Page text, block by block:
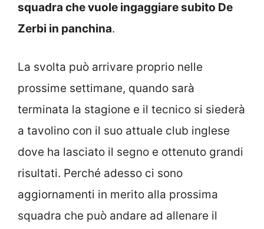
squadra che vuole ingaggiare subito De
Zerbi in panchina.
La svolta può arrivare proprio nelle
prossime settimane, quando sarà
terminata la stagione e il tecnico si siederà
a tavolino con il suo attuale club inglese
dove ha lasciato il segno e ottenuto grandi
risultati. Perché adesso ci sono
aggiornamenti in merito alla prossima
squadra che può andare ad allenare il